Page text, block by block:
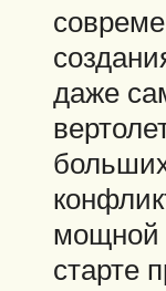
даже
мощной
старте